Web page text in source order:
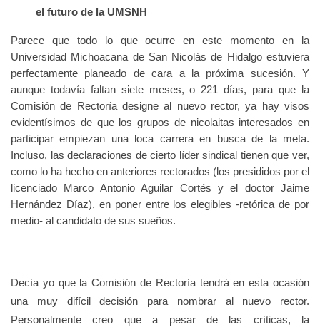
el futuro de la UMSNH
Parece que todo lo que ocurre en este momento en la
Universidad Michoacana de San Nicolás de Hidalgo estuviera
perfectamente planeado de cara a la próxima sucesión. Y
aunque todavía faltan siete meses, o 221 días, para que la
Comisión de Rectoría designe al nuevo rector, ya hay visos
evidentísimos de que los grupos de nicolaitas interesados en
participar empiezan una loca carrera en busca de la meta.
Incluso, las declaraciones de cierto líder sindical tienen que ver,
como lo ha hecho en anteriores rectorados (los presididos por el
licenciado Marco Antonio Aguilar Cortés y el doctor Jaime
Hernández Díaz), en poner entre los elegibles -retórica de por
medio- al candidato de sus sueños.
Decía yo que la Comisión de Rectoría tendrá en esta ocasión
una muy difícil decisión para nombrar al nuevo rector.
Personalmente creo que a pesar de las críticas, la